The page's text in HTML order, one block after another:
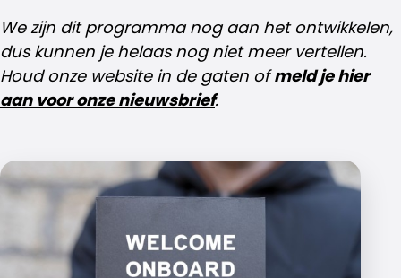
We zijn dit programma nog aan het ontwikkelen,
dus kunnen je helaas nog niet meer vertellen.
Houd onze website in de gaten ofmeld je hier
aan voor onze nieuwsbrief.